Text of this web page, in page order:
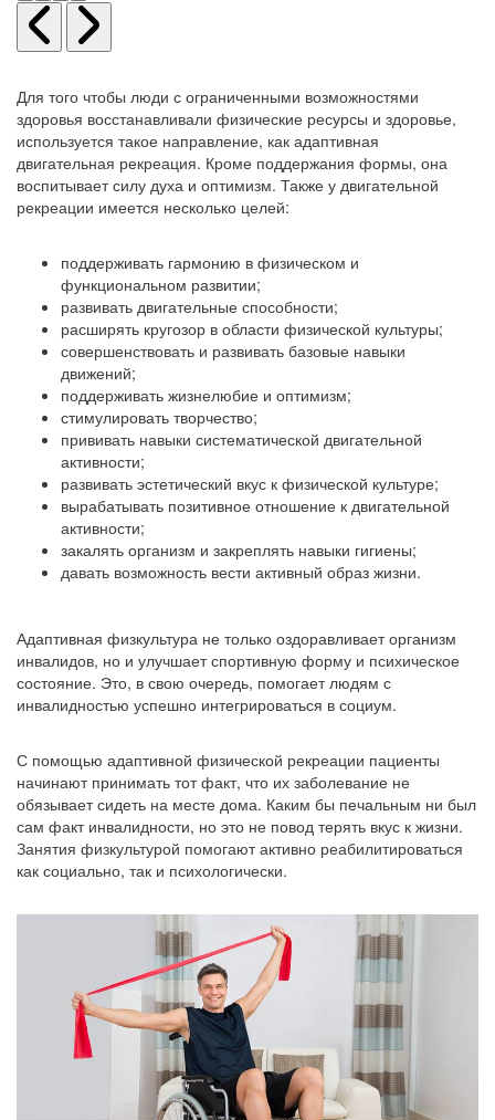
Для того чтобы люди с ограниченными возможностями
здоровья восстанавливали физические ресурсы и здоровье,
используется такое направление, как адаптивная
двигательная рекреация. Кроме поддержания формы, она
воспитывает силу духа и оптимизм. Также у двигательной
рекреации имеется несколько целей:
поддерживать гармонию в физическом и
функциональном развитии;
развивать двигательные способности;
расширять кругозор в области физической культуры;
совершенствовать и развивать базовые навыки
движений;
поддерживать жизнелюбие и оптимизм;
стимулировать творчество;
прививать навыки систематической двигательной
активности;
развивать эстетический вкус к физической культуре;
вырабатывать позитивное отношение к двигательной
активности;
закалять организм и закреплять навыки гигиены;
давать возможность вести активный образ жизни.
Адаптивная физкультура не только оздоравливает организм
инвалидов, но и улучшает спортивную форму и психическое
состояние. Это, в свою очередь, помогает людям с
инвалидностью успешно интегрироваться в социум.
С помощью адаптивной физической рекреации пациенты
начинают принимать тот факт, что их заболевание не
обязывает сидеть на месте дома. Каким бы печальным ни был
сам факт инвалидности, но это не повод терять вкус к жизни.
Занятия физкультурой помогают активно реабилитироваться
как социально, так и психологически.